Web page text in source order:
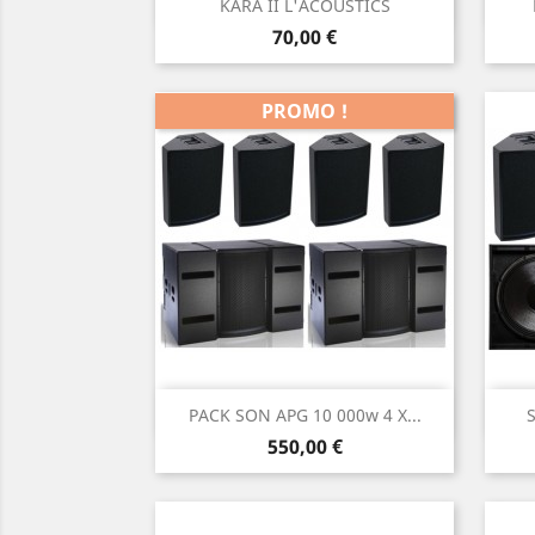
KARA II L'ACOUSTICS
Prix
70,00 €

PACK SON APG 10 000w 4 X...
Prix
550,00 €
PROMO !
Aperçu rapide